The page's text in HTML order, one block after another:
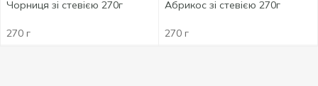
Чорниця зі стевією 270г
270 г
Абрикос зі стевією 270г
270 г